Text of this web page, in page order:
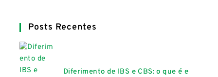
Posts Recentes
Diferimento de IBS e CBS: o que é e